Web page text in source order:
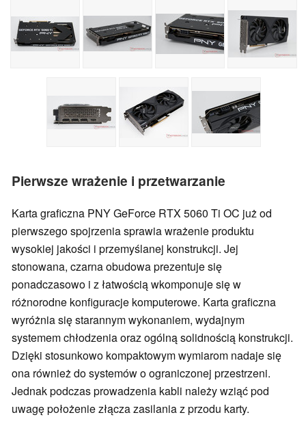
Pierwsze wrażenie i przetwarzanie
Karta graficzna PNY GeForce RTX 5060 Ti OC już od
pierwszego spojrzenia sprawia wrażenie produktu
wysokiej jakości i przemyślanej konstrukcji. Jej
stonowana, czarna obudowa prezentuje się
ponadczasowo i z łatwością wkomponuje się w
różnorodne konfiguracje komputerowe. Karta graficzna
wyróżnia się starannym wykonaniem, wydajnym
systemem chłodzenia oraz ogólną solidnością konstrukcji.
Dzięki stosunkowo kompaktowym wymiarom nadaje się
ona również do systemów o ograniczonej przestrzeni.
Jednak podczas prowadzenia kabli należy wziąć pod
uwagę położenie złącza zasilania z przodu karty.